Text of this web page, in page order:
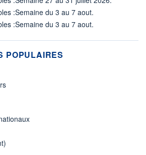
:Semaine du 3 au 7 aout.
:Semaine du 3 au 7 aout.
POPULAIRES